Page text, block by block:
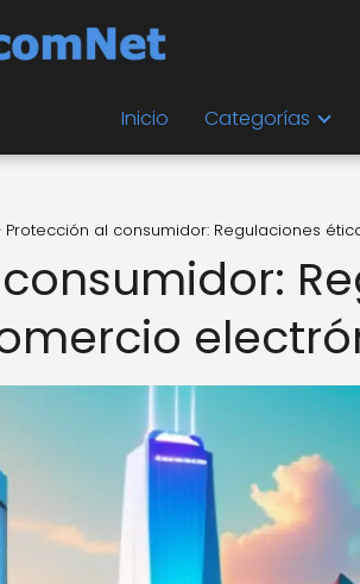
Inicio Categorías
Protección al consumidor: Regulaciones